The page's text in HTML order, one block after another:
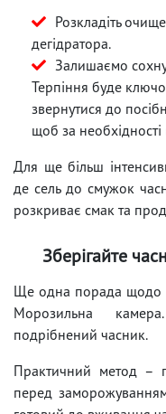
Розкладіть
дегідратора.
Залишаємо
Терпіння буде
звернутися до
щоб за
Для ще більш
де сель до смужок
розкриває смак та
Зберігайте
Ще одна порада щодо
Морозильна
подрібнений часник.
Практичний метод –
перед